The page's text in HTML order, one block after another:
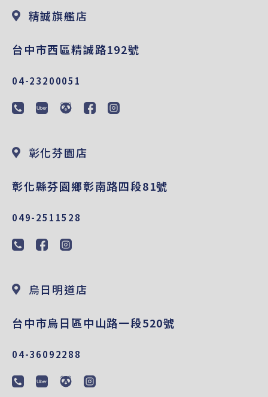
精誠旗艦店
台中市西區精誠路192號
04-23200051
彰化芬園店
彰化縣芬園鄉彰南路四段81號
049-2511528
烏日明道店
台中市烏日區中山路一段520號
04-36092288